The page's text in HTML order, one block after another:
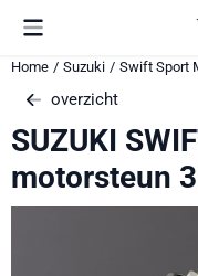
Cookievoorkeuren zijn
Home / Suzuki / Swift Sport
overzicht
SUZUKI
motorsteun